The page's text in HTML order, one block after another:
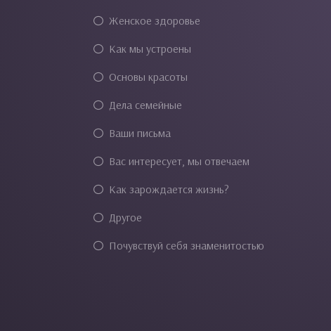
Женское здоровье
Как мы устроены
Основы красоты
Дела семейные
Ваши письма
Вас интересует, мы отвечаем
Как зарождается жизнь?
Другое
Почувствуй себя знаменитостью